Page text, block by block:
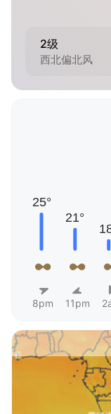
2级
西北偏北风
8pm 11pm